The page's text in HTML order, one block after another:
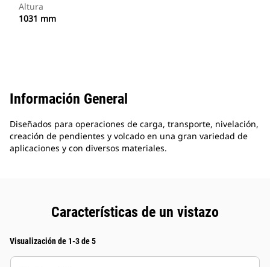
Altura
1031 mm
Información General
Diseñados para operaciones de carga, transporte, nivelación,
creación de pendientes y volcado en una gran variedad de
aplicaciones y con diversos materiales.
Características de un vistazo
Visualización de 1-3 de 5